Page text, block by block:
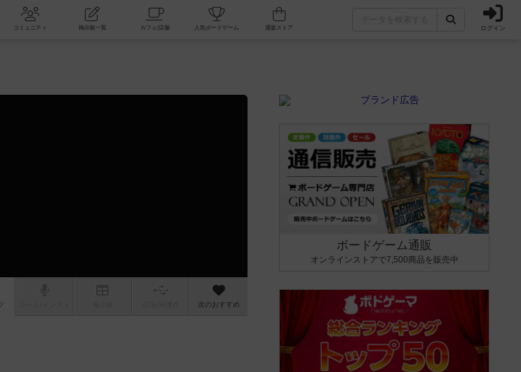
ドゲーム会 コミュニティ 掲示板一覧 カフェ/店舗 人気ボードゲーム ログイン
次のおすすめ
ボードゲーム通販
オンラインストアで7,500商品を販売中